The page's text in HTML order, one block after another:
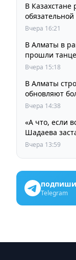
В Казахстане
Вчера 16:21
В Алматы в
прошли
Your Style
Вчера 15:18
В Алматы
обновляют
Вчера 14:38
«А что, если
Шадаева
задуматься
Вчера 13:59
Telegram